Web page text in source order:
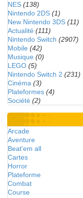
NES (138)
Nintendo 2DS (1)
New Nintendo 3DS (11)
Actualité (111)
Nintendo Switch (2907)
Mobile (42)
Musique (0)
LEGO (5)
Nintendo Switch 2 (231)
Cinéma (3)
Plateformes (4)
Société (2)
Arcade
Aventure
Beat'em all
Cartes
Horror
Plateforme
Combat
Course